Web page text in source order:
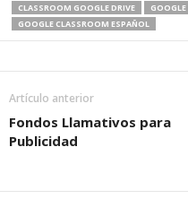
CLASSROOM GOOGLE DRIVE
GOOGLE CLASSROOM ESPAÑOL
Artículo anterior
Fondos Llamativos para
Publicidad